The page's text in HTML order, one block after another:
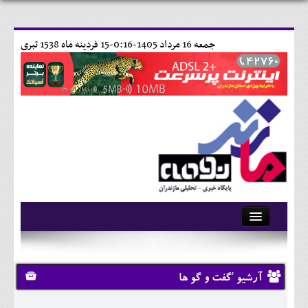
15 فردينه ماه 1538 تبری جمعه 16 مرداد 1405-0:16-
آرشیو
تماس با ما
وبلاگ
آرشیو 'گفت و گو ها